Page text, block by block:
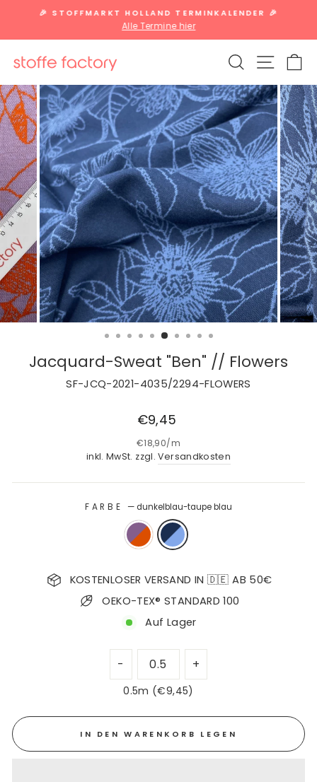
Inhalt
Pause
🎉 STOFFMARKT HOLLAND TERMINKALENDER 🎉
Alle Termine hier
SUCHE
Jacquard-Sweat "Ben" // Flowers
SF-JCQ-2021-4035/2294-FLOWERS
Normaler
€9,45
€18,90/m
inkl. MwSt. zzgl.Versandkosten
FARBE —dunkelblau-taupe blau
KOSTENLOSER VERSAND IN 🇩🇪 AB 50€
OEKO-TEX® STANDARD 100
Auf Lager
0.5m (€9,45)
IN DEN WARENKORB LEGEN